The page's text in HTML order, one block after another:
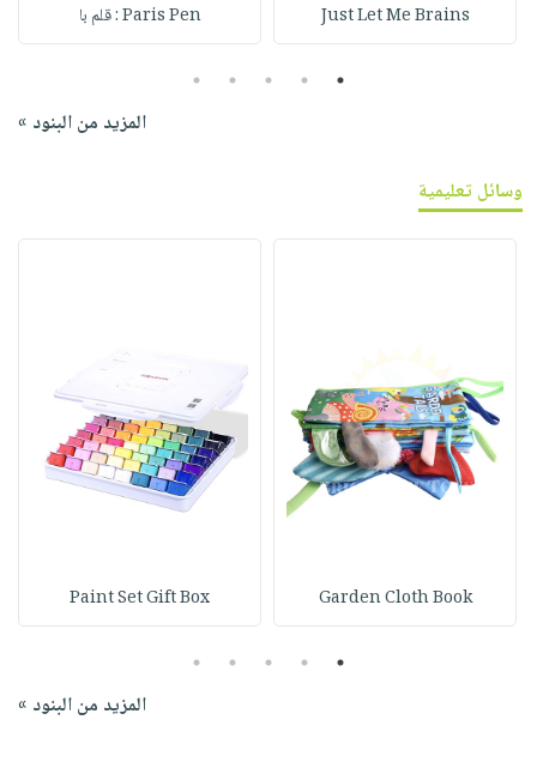
Just Let Me Brains Paris Pen : قلم با
1
2
3
4
5
المزيد من البنود »
وسائل تعليمية
Garden Cloth Book
Paint Set Gift Box
1
2
3
4
5
المزيد من البنود »